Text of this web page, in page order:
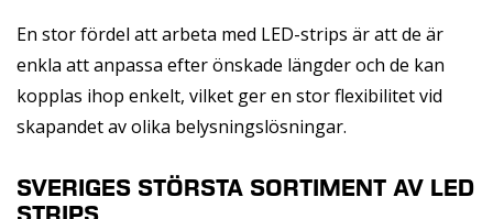
En stor fördel att arbeta med LED-strips är att de är
enkla att anpassa efter önskade längder och de kan
kopplas ihop enkelt, vilket ger en stor flexibilitet vid
skapandet av olika belysningslösningar.
SVERIGES STÖRSTA SORTIMENT AV LED